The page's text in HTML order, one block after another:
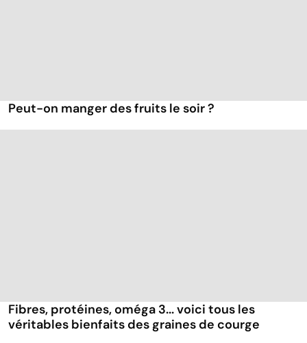
Peut-on manger des fruits le soir ?
Fibres, protéines, oméga 3... voici tous les
véritables bienfaits des graines de courge